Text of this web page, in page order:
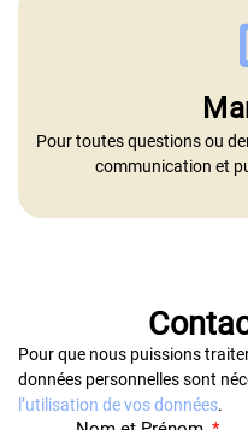
Pour toutes questions ou
communication et
Pour que nous puissions
données personnelles sont
l’utilisation de vos données.